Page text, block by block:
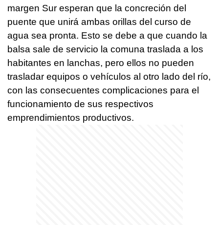
margen Sur esperan que la concreción del
puente que unirá ambas orillas del curso de
agua sea pronta. Esto se debe a que cuando la
balsa sale de servicio la comuna traslada a los
habitantes en lanchas, pero ellos no pueden
trasladar equipos o vehículos al otro lado del río,
con las consecuentes complicaciones para el
funcionamiento de sus respectivos
emprendimientos productivos.